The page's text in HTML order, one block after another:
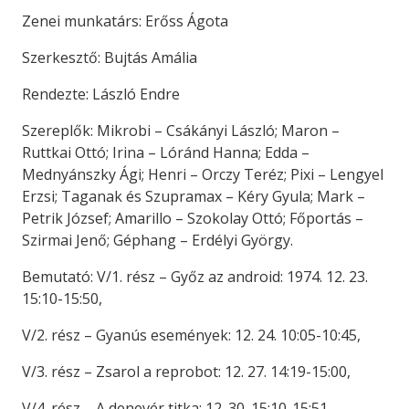
Zenei munkatárs: Erőss Ágota
Szerkesztő: Bujtás Amália
Rendezte: László Endre
Szereplők: Mikrobi – Csákányi László; Maron –
Ruttkai Ottó; Irina – Lóránd Hanna; Edda –
Mednyánszky Ági; Henri – Orczy Teréz; Pixi – Lengyel
Erzsi; Taganak és Szupramax – Kéry Gyula; Mark –
Petrik József; Amarillo – Szokolay Ottó; Főportás –
Szirmai Jenő; Géphang – Erdélyi György.
Bemutató: V/1. rész – Győz az android: 1974. 12. 23.
15:10-15:50,
V/2. rész – Gyanús események: 12. 24. 10:05-10:45,
V/3. rész – Zsarol a reprobot: 12. 27. 14:19-15:00,